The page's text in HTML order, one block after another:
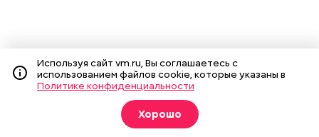
Используя сайт vm.ru, Вы соглашаетесь с
использованием файлов cookie, которые указаны в
Политике конфиденциальности
Хорошо